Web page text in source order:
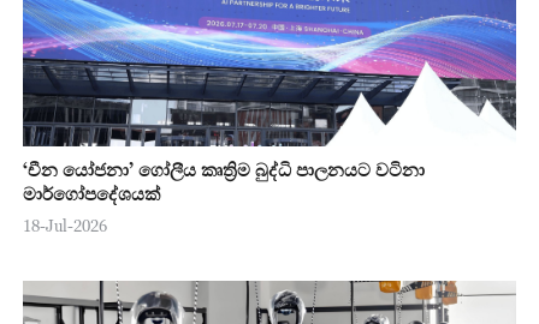
‘චීන යෝජනා’ ගෝලීය කෘත්‍රිම බුද්ධි පාලනයට වටිනා
මාර්ගෝපදේශයක්
18-Jul-2026